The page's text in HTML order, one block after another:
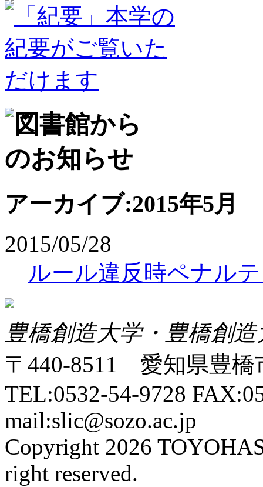
アーカイブ:2015年5月
2015/05/28
ルール違反時ペナル
豊橋創造大学・豊橋創
〒440-8511 愛知県豊橋
TEL:0532-54-9728
mail:slic@sozo.ac.jp
Copyright 2026
right reserved.